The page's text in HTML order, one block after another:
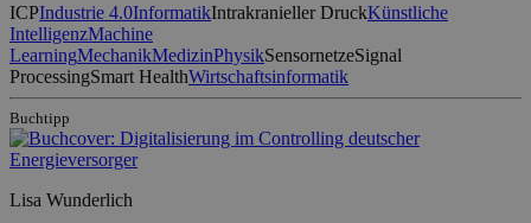
ICPIndustrie 4.0InformatikIntrakranieller DruckKünstliche
IntelligenzMachine
LearningMechanikMedizinPhysikSensornetzeSignal
ProcessingSmart HealthWirtschaftsinformatik
Buchtipp
Lisa Wunderlich